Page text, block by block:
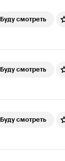
Буду смотреть
Буду смотреть
Буду смотреть